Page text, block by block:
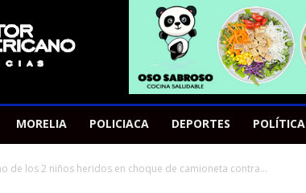
MORELIA POLICIACA DEPORTES POLÍTICA
de los 2 niños heridos en choque de camioneta contra...